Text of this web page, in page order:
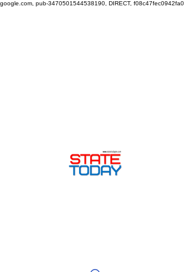
google.com, pub-3470501544538190, DIRECT, f08c47fec0942fa0